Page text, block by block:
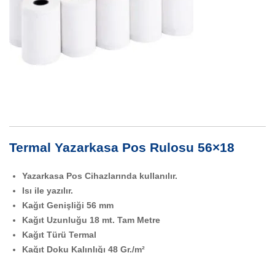
Termal Yazarkasa Pos Rulosu 56×18
Yazarkasa Pos Cihazlarında kullanılır.
Isı ile yazılır.
Kağıt Genişliği 56 mm
Kağıt Uzunluğu 18 mt. Tam Metre
Kağıt Türü Termal
Kağıt Doku Kalınlığı 48 Gr./m²